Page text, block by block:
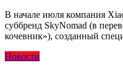
В начале июля компания Xiaomi анонсировала новый
суббренд SkyNomad (в
кочевник»), созданный
Новости